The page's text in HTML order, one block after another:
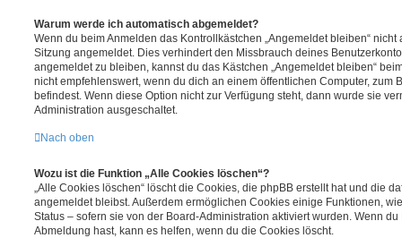
Warum werde ich automatisch abgemeldet?
Wenn du beim Anmelden das Kontrollkästchen „Angemeldet bleiben“
Sitzung angemeldet. Dies verhindert den Missbrauch deines
angemeldet zu bleiben, kannst du das Kästchen „Angemeldet bleiben“
nicht empfehlenswert, wenn du dich an einem öffentlichen Computer, zum
befindest. Wenn diese Option nicht zur Verfügung steht, dann wurde sie
Administration ausgeschaltet.
Nach oben
Wozu ist die Funktion „Alle Cookies löschen“?
„Alle Cookies löschen“ löscht die Cookies, die phpBB erstellt hat und die
angemeldet bleibst. Außerdem ermöglichen Cookies einige Funktionen,
Status – sofern sie von der Board-Administration aktiviert wurden. Wenn
Abmeldung hast, kann es helfen, wenn du die Cookies löscht.